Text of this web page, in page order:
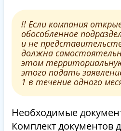
!! Если компания
обособленное
и не
должна
этом
этого подать
1 в течение одного
Необходимые
Комплект документов